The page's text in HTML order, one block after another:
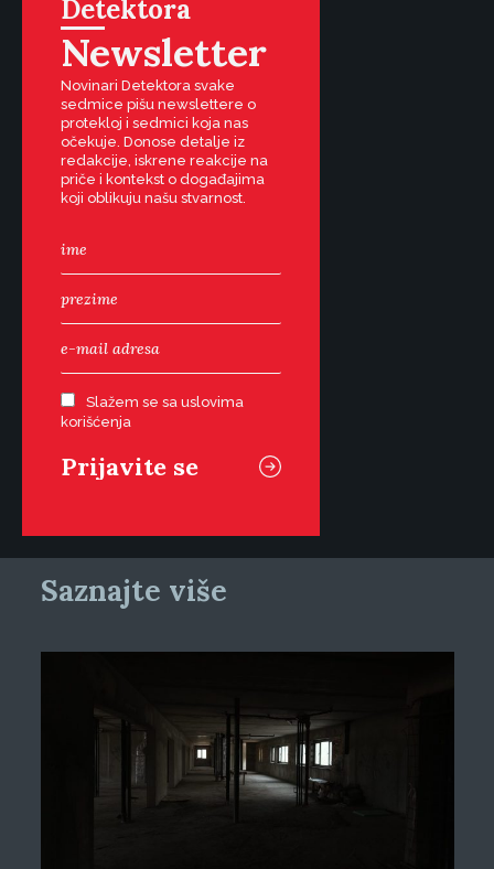
Detektora
Newsletter
Novinari Detektora svake
sedmice pišu newslettere o
protekloj i sedmici koja nas
očekuje. Donose detalje iz
redakcije, iskrene reakcije na
priče i kontekst o događajima
koji oblikuju našu stvarnost.
Slažem se sa uslovima
korišćenja
Saznajte više